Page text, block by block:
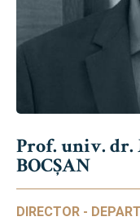
Prof. univ. dr.
BOCȘAN
DIRECTOR -